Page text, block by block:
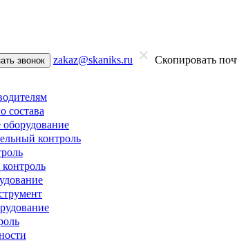
звонок zakaz@skaniks.ru Скопировать
состава
оборудование
контроль